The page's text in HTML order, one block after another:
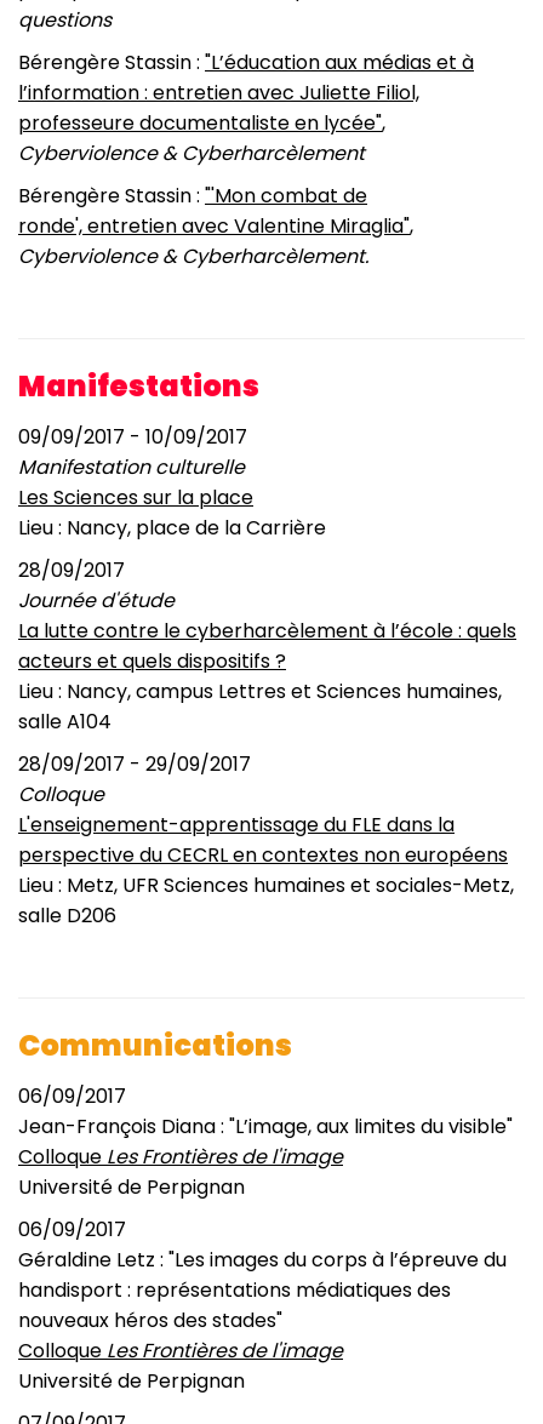
questions
Bérengère Stassin : "L’éducation aux médias et à
l’information : entretien avec Juliette Filiol,
professeure documentaliste en lycée",
Cyberviolence & Cyberharcèlement
Bérengère Stassin : "'Mon combat de
ronde', entretien avec Valentine Miraglia",
Cyberviolence & Cyberharcèlement.
Manifestations
09/09/2017 - 10/09/2017
Manifestation culturelle
Les Sciences sur la place
Lieu : Nancy, place de la Carrière
28/09/2017
Journée d'étude
La lutte contre le cyberharcèlement à l’école : quels
acteurs et quels dispositifs ?
Lieu : Nancy, campus Lettres et Sciences humaines,
salle A104
28/09/2017 - 29/09/2017
Colloque
L'enseignement-apprentissage du FLE dans la
perspective du CECRL en contextes non européens
Lieu : Metz, UFR Sciences humaines et sociales-Metz,
salle D206
Communications
06/09/2017
Jean-François Diana : "L’image, aux limites du visible"
Colloque Les Frontières de l'image
Université de Perpignan
06/09/2017
Géraldine Letz : "Les images du corps à l’épreuve du
handisport : représentations médiatiques des
nouveaux héros des stades"
Colloque Les Frontières de l'image
Université de Perpignan